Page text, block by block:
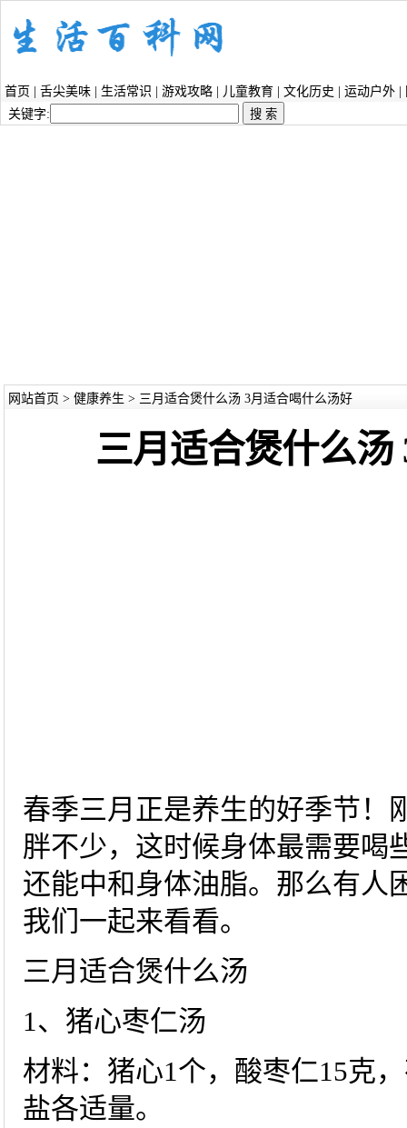
首页 舌尖美味 生活常识 游戏攻略 儿童教育 文化历史 运动户外
关键字:
网站首页 > 健康养生 > 三月适合煲什么汤 3月适合喝什么汤好
三月适合煲什么
春季三月正是养生的好季节！
胖不少，这时候身体最需要喝
还能中和身体油脂。那么有人
我们一起来看看。
三月适合煲什么汤
1、猪心枣仁汤
材料：猪心1个，酸枣仁15克
盐各适量。